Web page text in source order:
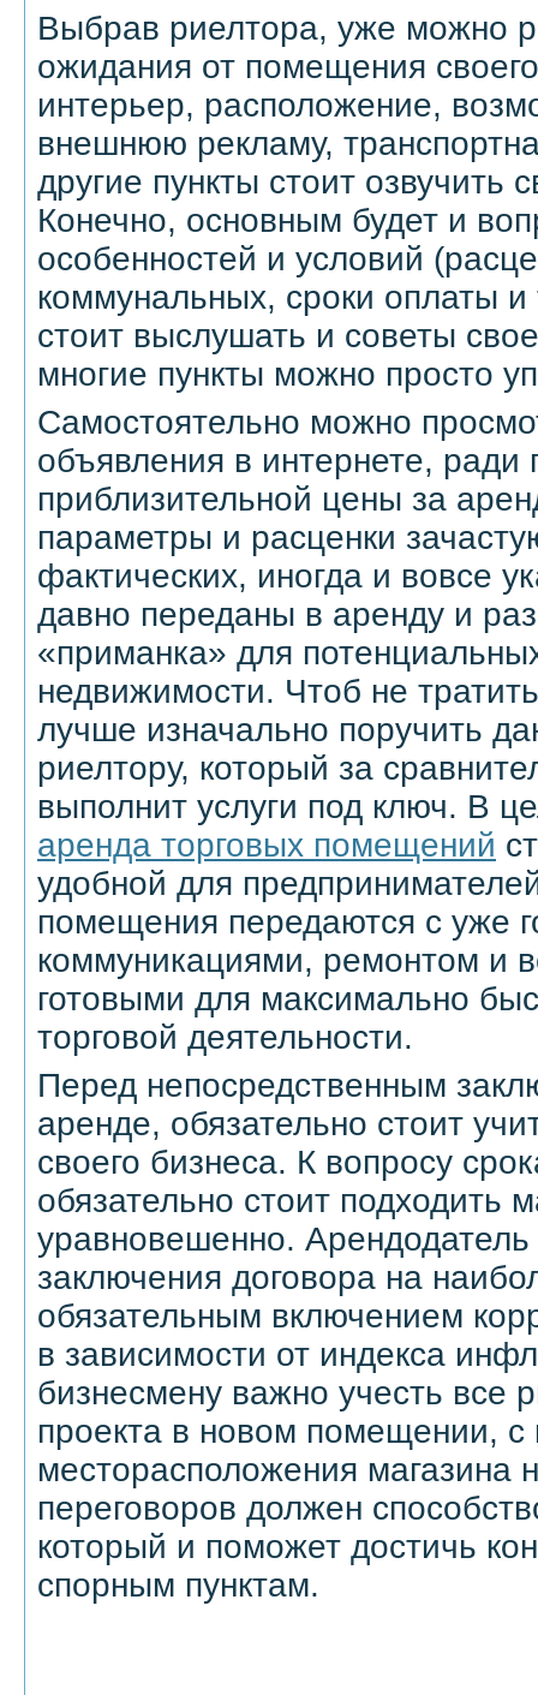
Выбрав риелтора, уже можно
ожидания от помещения
интерьер, расположение,
внешнюю рекламу,
другие пункты стоит озвучить
Конечно, основным будет и
особенностей и условий
коммунальных, сроки оплаты и
стоит выслушать и советы
многие пункты можно просто
Самостоятельно можно
объявления в интернете, ради
приблизительной цены за
параметры и расценки
фактических, иногда и вовсе
давно переданы в аренду и
«приманка» для
недвижимости. Чтоб не
лучше изначально поручить
риелтору, который за
выполнит услуги под ключ. В
аренда торговых помещений
удобной для
помещения передаются с уже
коммуникациями, ремонтом и
готовыми для максимально
торговой деятельности.
Перед непосредственным
аренде, обязательно стоит
своего бизнеса. К вопросу
обязательно стоит подходить
уравновешенно.
заключения договора на
обязательным включением
в зависимости от индекса
бизнесмену важно учесть все
проекта в новом помещении,
месторасположения магазина
переговоров должен
который и поможет достичь
спорным пунктам.